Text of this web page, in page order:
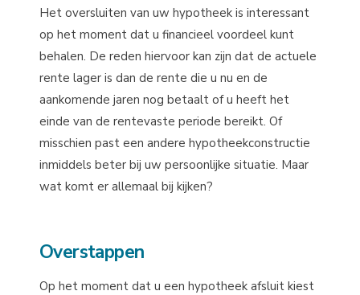
Het oversluiten van uw hypotheek is interessant
op het moment dat u financieel voordeel kunt
behalen. De reden hiervoor kan zijn dat de actuele
rente lager is dan de rente die u nu en de
aankomende jaren nog betaalt of u heeft het
einde van de rentevaste periode bereikt. Of
misschien past een andere hypotheekconstructie
inmiddels beter bij uw persoonlijke situatie. Maar
wat komt er allemaal bij kijken?
Overstappen
Op het moment dat u een hypotheek afsluit kiest